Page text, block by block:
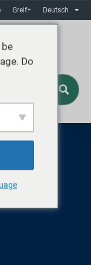
Greif+ Deutsch
Do